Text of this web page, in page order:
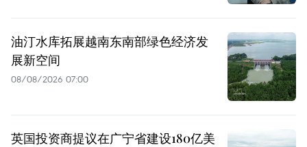
油汀水库拓展越南东南部绿色经济发
展新空间
08/08/2026 07:00
英国投资商提议在广宁省建设180亿美